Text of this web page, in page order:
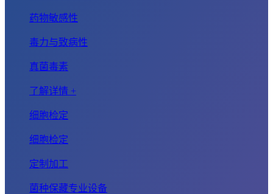
药物敏感性
毒力与致病性
真菌毒素
了解详情 +
细胞检定
细胞检定
定制加工
菌种保藏专业设备